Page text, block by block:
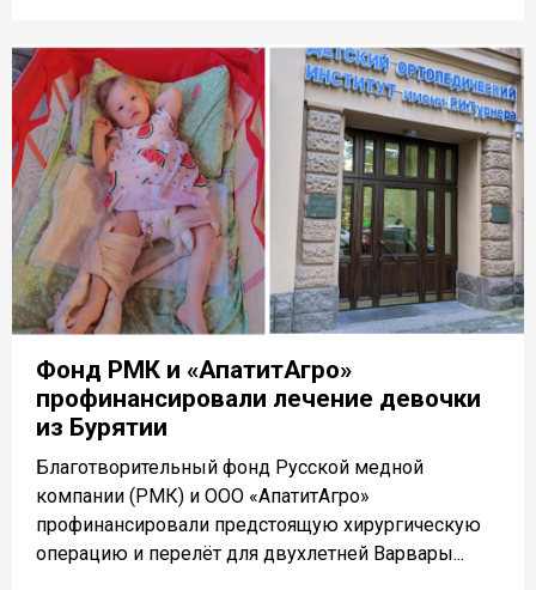
Фонд РМК и «АпатитАгро»
профинансировали лечение девочки
из Бурятии
Благотворительный фонд Русской медной
компании (РМК) и ООО «АпатитАгро»
профинансировали предстоящую хирургическую
операцию и перелёт для двухлетней Варвары...